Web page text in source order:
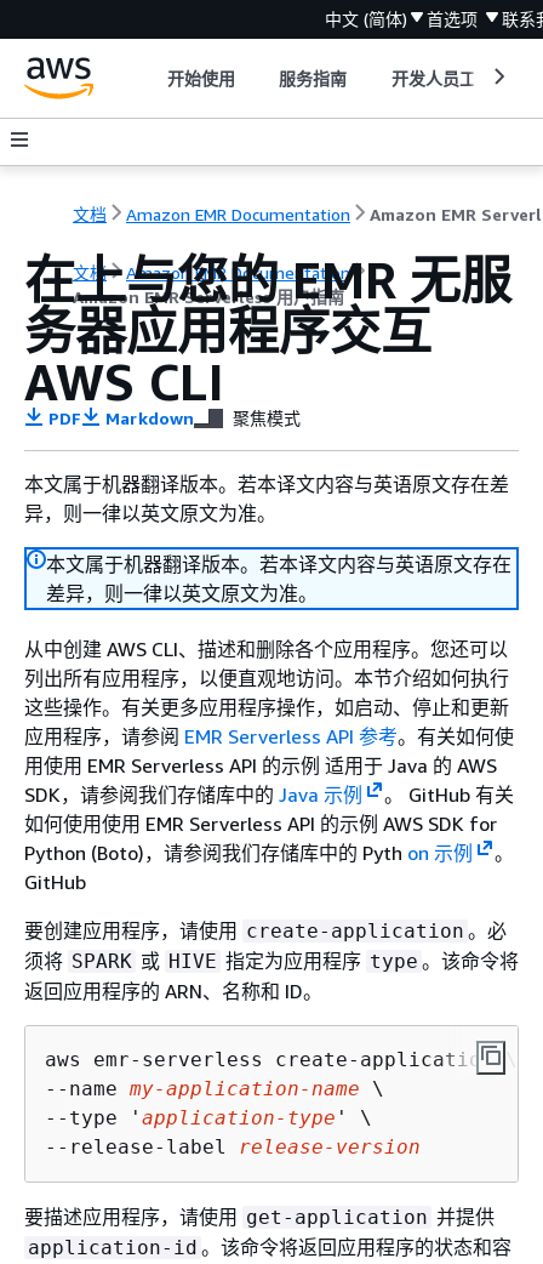
中文 (简体) 首选项 联系
开始使用 服务指南 开发人员工具
文档 Amazon EMR Documentation
文档
Amazon EMR Documentation
Amazon EMR Serverless 用户指南
在上与您的 EMR 无服
务器应用程序交互
AWS CLI
PDF Markdown 聚焦模式
本文属于机器翻译版本。若本译文内容与英语原文存在差
异，则一律以英文原文为准。
本文属于机器翻译版本。若本译文内容与英语原文存在
差异，则一律以英文原文为准。
从中创建 AWS CLI、描述和删除各个应用程序。您还可以
列出所有应用程序，以便直观地访问。本节介绍如何执行
这些操作。有关更多应用程序操作，如启动、停止和更新
应用程序，请参阅 EMR Serverless API 参考。有关如何使
用使用 EMR Serverless API 的示例 适用于 Java 的 AWS
SDK，请参阅我们存储库中的 Java 示例
。 GitHub 有关
如何使用使用 EMR Serverless API 的示例 AWS SDK for
Python (Boto)，请参阅我们存储库中的 Pyth on 示例
。
GitHub
要创建应用程序，请使用 create-application 。必
须将 SPARK 或 HIVE 指定为应用程序 type 。该命令将
返回应用程序的 ARN、名称和 ID。
aws emr-serverless create-application \
--name my-application-name \
--type ' application-type ' \
--release-label release-version
要描述应用程序，请使用 get-application 并提供
application-id 。该命令将返回应用程序的状态和容